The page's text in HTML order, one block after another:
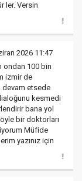
ler. Versin
2026 11:47
ondan 100 bin
izmir de
devam etsede
kesmedi
bana yol
bir doktorları
Müfide
yazınız için